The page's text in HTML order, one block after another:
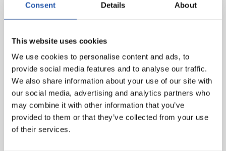
Consent Details About
This website uses cookies
We use cookies to personalise content and ads, to
provide social media features and to analyse our traffic.
We also share information about your use of our site with
our social media, advertising and analytics partners who
may combine it with other information that you’ve
provided to them or that they’ve collected from your use
of their services.
hablar de fútbol, sobre todo, para animar a los realistas
de cara a esta ilusionante temporada.